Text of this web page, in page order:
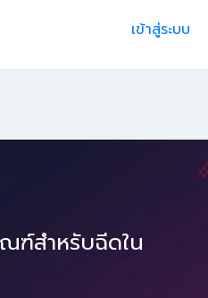
เข้าสู่ระบบ
ฑ์สำหรับฉีดใน